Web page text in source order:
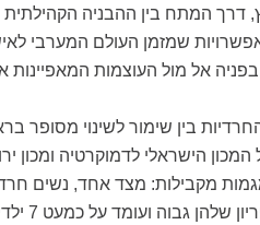
דרך המתח בין ההבניה הקהילתית
שמזמן העולם המערבי
אל מול העוצמות
בין שימור לשינוי מסופר
הישראלי לדמוקרטיה ומכון